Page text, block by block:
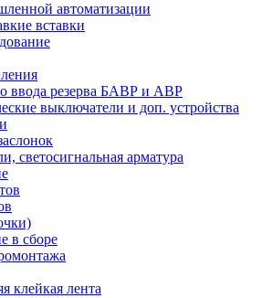
автоматизации
вставки
ввода резерва БАВР и АВР
выключатели и доп. устройства
светосигнальная арматура
в сборе
клейкая лента